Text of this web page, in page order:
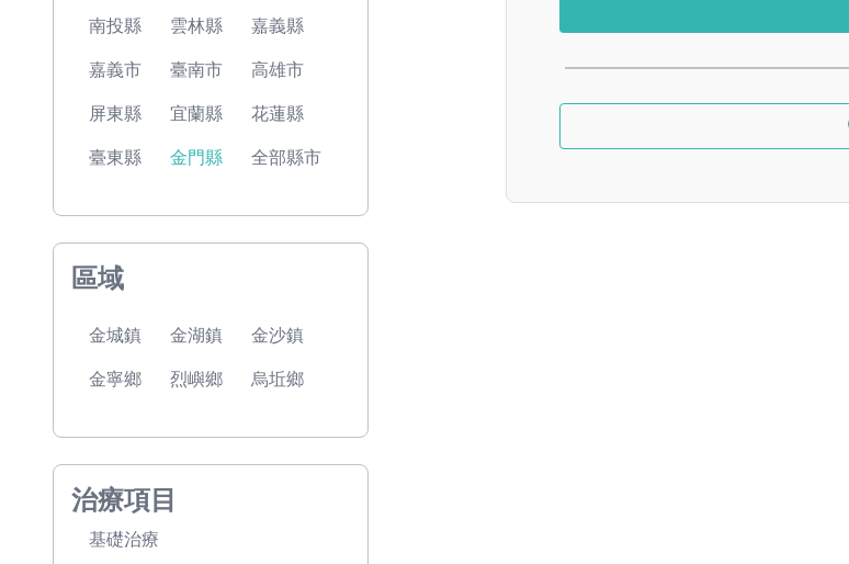
南投縣 雲林縣 嘉義縣
嘉義市 臺南市 高雄市
屏東縣 宜蘭縣 花蓮縣
臺東縣 金門縣 全部縣市
區域
金城鎮 金湖鎮 金沙鎮
金寧鄉 烈嶼鄉 烏坵鄉
治療項目
基礎治療